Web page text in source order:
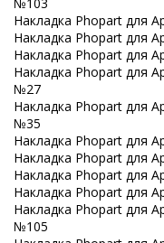
Накладка Phopart для
Накладка Phopart для
Накладка Phopart для
Накладка Phopart для
№27
Накладка Phopart для
№35
Накладка Phopart для
Накладка Phopart для
Накладка Phopart для
Накладка Phopart для
Накладка Phopart для
№105